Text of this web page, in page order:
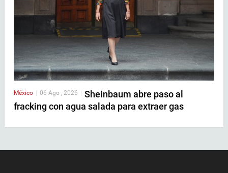
México | 06 Ago , 2026 | Sheinbaum abre paso al
fracking con agua salada para extraer gas